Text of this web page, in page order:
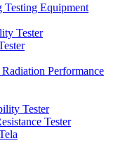
Testing Equipment
Tester
Performance
Tester
Tester